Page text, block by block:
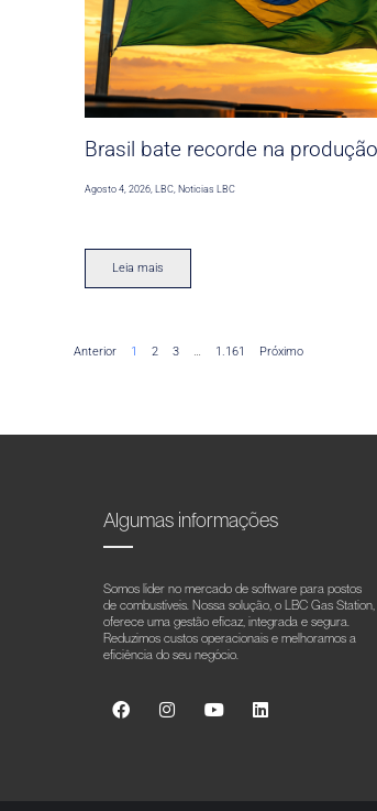
Brasil bate recorde na
Agosto 4, 2026 ,LBC Noticias LBC
Leia mais
Anterior 1 2 3 … 1.161 Próximo
Algumas informações
Somos líder no mercado de software para postos
de combustíveis. Nossa solução, o LBC Gas Station,
oferece uma gestão eficaz, integrada e segura.
Reduzimos custos operacionais e melhoramos a
eficiência do seu negócio.